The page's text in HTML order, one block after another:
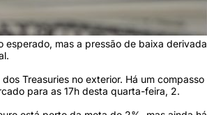
mas a pressão de baixa derivada
Treasuries no exterior. Há um compasso
para as 17h desta quarta-feira, 2.